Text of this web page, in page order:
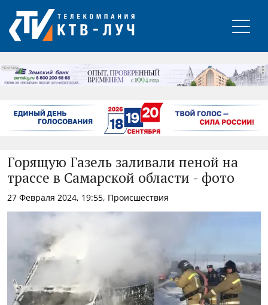
РЕКЛАМА
Горящую Газель заливали пеной на
трассе в Самарской области - фото
27 Февраля 2024, 19:55, Происшествия